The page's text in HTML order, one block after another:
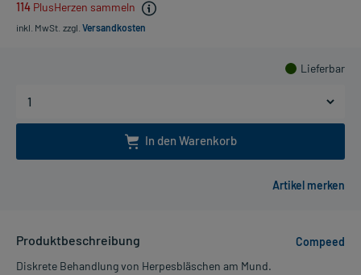
114 PlusHerzen sammeln
inkl. MwSt. zzgl. Versandkosten
Lieferbar
In den Warenkorb
Produktbeschreibung
Compeed
Diskrete Behandlung von Herpesbläschen am Mund.